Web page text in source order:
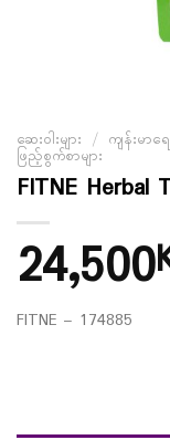
ဆေးဝါးများ / ကျန်းမာရ
ဖြည့်စွက်စာများ
FITNE Herbal
24,500
FITNE – 174885